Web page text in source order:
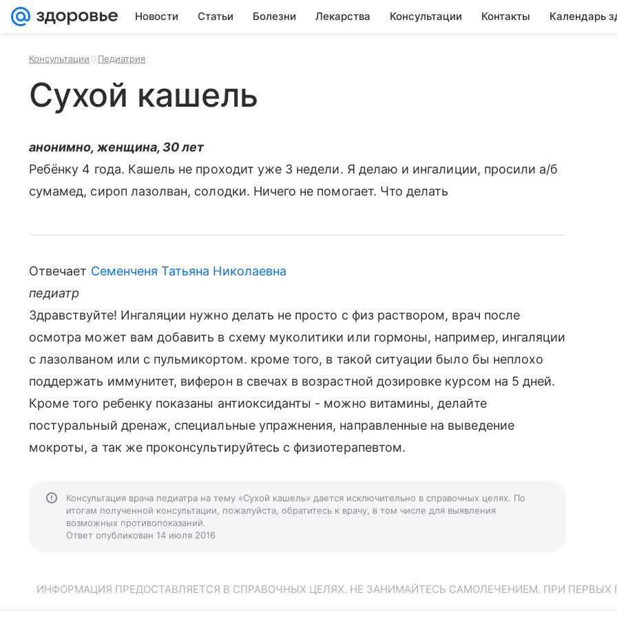
Новости Статьи Болезни Лекарства Консультации Контакты Календарь
Консультации Педиатрия
Сухой кашель
анонимно, женщина, 30 лет
Ребёнку 4 года. Кашель не проходит уже 3 недели. Я делаю и ингалиции, просили а/б
сумамед, сироп лазолван, солодки. Ничего не помогает. Что делать
Отвечает Семенченя Татьяна Николаевна
педиатр
Здравствуйте! Ингаляции нужно делать не просто с физ раствором, врач после
осмотра может вам добавить в схему муколитики или гормоны, например, ингаляции
с лазолваном или с пульмикортом. кроме того, в такой ситуации было бы неплохо
поддержать иммунитет, виферон в свечах в возрастной дозировке курсом на 5 дней.
Кроме того ребенку показаны антиоксиданты - можно витамины, делайте
постуральный дренаж, специальные упражнения, направленные на выведение
мокроты, а так же проконсультируйтесь с физиотерапевтом.
Консультация врача педиатра на тему «Сухой кашель» дается исключительно в справочных целях. По
итогам полученной консультации, пожалуйста, обратитесь к врачу, в том числе для выявления
возможных противопоказаний.
Ответ опубликован 14 июля 2016
ИНФОРМАЦИЯ ПРЕДОСТАВЛЯЕТСЯ В СПРАВОЧНЫХ ЦЕЛЯХ. НЕ ЗАНИМАЙТЕСЬ САМОЛЕЧЕНИЕМ. ПРИ ПЕРВЫХ